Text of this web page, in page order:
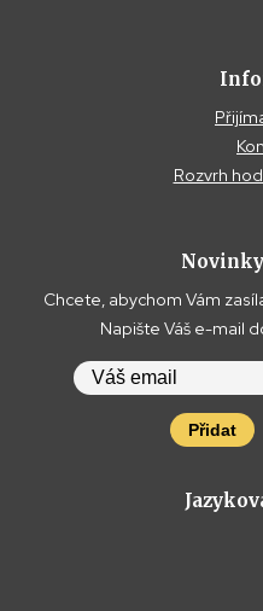
Rozvrh
Chcete, abychom Vám
Napište Váš e-mail
Přidat